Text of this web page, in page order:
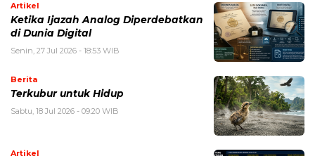
Artikel
Ketika Ijazah Analog Diperdebatkan
di Dunia Digital
Senin, 27 Jul 2026 - 18:53 WIB
Berita
Terkubur untuk Hidup
Sabtu, 18 Jul 2026 - 09:20 WIB
Artikel